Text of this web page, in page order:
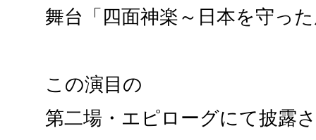
舞台「四面神楽～日本を守っ
この演目の
第二場・エピローグにて披露